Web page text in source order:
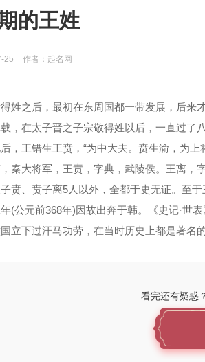
的王姓
25 作者：起名网
姓之后，最初在东周国都一带发展，后来
，在太子晋之子宗敬得姓以后，一直过了
，王错生王贲，“为中大夫。贲生渝，为
秦大将军，王贲，字典，武陵侯。王离，
贲、贲子离5人以外，全都于史无证。至
(公元前368年)因故出奔于韩。《史记·世
立下过汗马功劳，在当时历史上都是著名
看完还有疑惑